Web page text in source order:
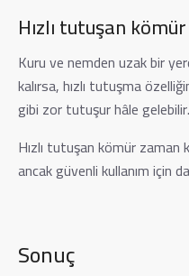
Hızlı tutuşan
Kuru ve nemden uzak bir
kalırsa, hızlı tutuşma
gibi zor tutuşur hâle gelebilir.
Hızlı tutuşan kömür zaman
ancak güvenli kullanım için
Sonuç